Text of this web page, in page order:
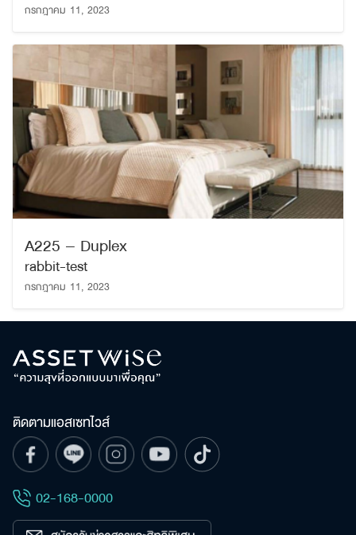
กรกฎาคม 11, 2023
A225 – Duplex
rabbit-test
กรกฎาคม 11, 2023
ติดตามแอสเซทไวส์
02-168-0000